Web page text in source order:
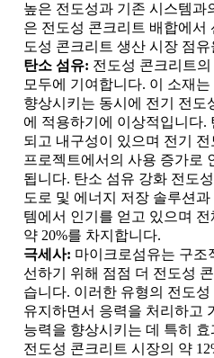
높은 전도성과 기존 시스템과
은 전도성 콘크리트 배합에서
도성 콘크리트 생산 시장 점
탄소 섬유: 전도성 콘크리트
모두에 기여합니다. 이 소재
향상시키는 동시에 전기 전도
에 적용하기에 이상적입니다.
되고 내구성이 있으며 전기
프로젝트에서의 사용 증가로
됩니다. 탄소 섬유 강화 전도
도로 및 에너지 저장 솔루션
템에서 인기를 얻고 있으며
약 20%를 차지합니다.
극세사: 마이크로섬유는 구조
선하기 위해 점점 더 전도성
습니다. 이러한 유형의 전도
유지하면서 응력을 처리하고
능력을 향상시키는 데 특히
전도성 콘크리트 시장의 약